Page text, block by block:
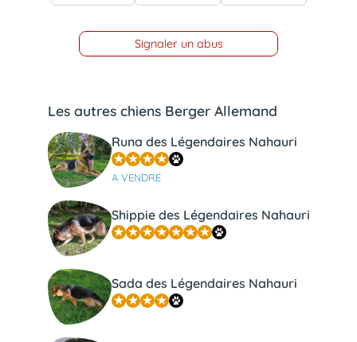
Signaler un abus
Les autres chiens Berger Allemand
Runa des Légendaires Nahauri
A VENDRE
Shippie des Légendaires Nahauri
Sada des Légendaires Nahauri